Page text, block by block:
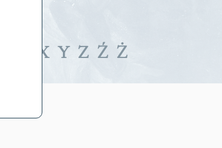
X Y Z Ź Ż